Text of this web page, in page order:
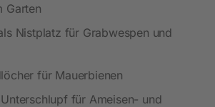
Garten
Nistplatz für Grabwespen und
für Mauerbienen
für Ameisen- und